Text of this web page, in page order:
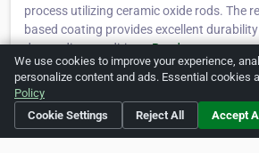
process utilizing ceramic oxide rods. The
based coating provides excellent
demanding condition…Read more »
Is this your business?Click hereto make
We use cookies to improve your experience,
personalize content and ads. Essential cookies
Policy
Cookie Settings
Reject All Accept All